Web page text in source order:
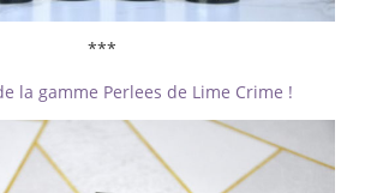
***
la gamme Perlees de Lime Crime !